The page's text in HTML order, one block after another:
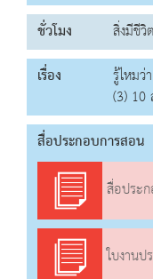
ชั่วโมง
สิ่งมีชีวิต
เรื่อง
รู้ไหมว่
(3) 10
สื่อประกอบการสอน
สื่อประกอบก
ใบงานประกอ